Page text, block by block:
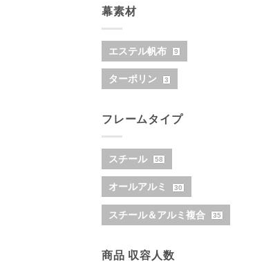
幕素材
エステル帆布 9
ターポリン 3
フレームタイプ
スチール 58
オールアルミ 30
スチール＆アルミ複合 35
商品 収容人数